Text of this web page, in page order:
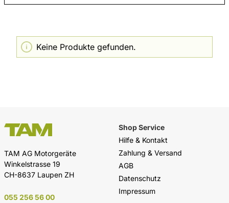
Keine Produkte gefunden.
TAM AG Motorgeräte
Winkelstrasse 19
CH-8637 Laupen ZH
055 256 56 00
Shop Service
Hilfe & Kontakt
Zahlung & Versand
AGB
Datenschutz
Impressum